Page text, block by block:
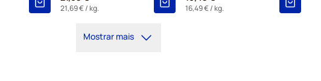
21,69 €/ kg. 16,49 €/ kg.
Mostrar mais